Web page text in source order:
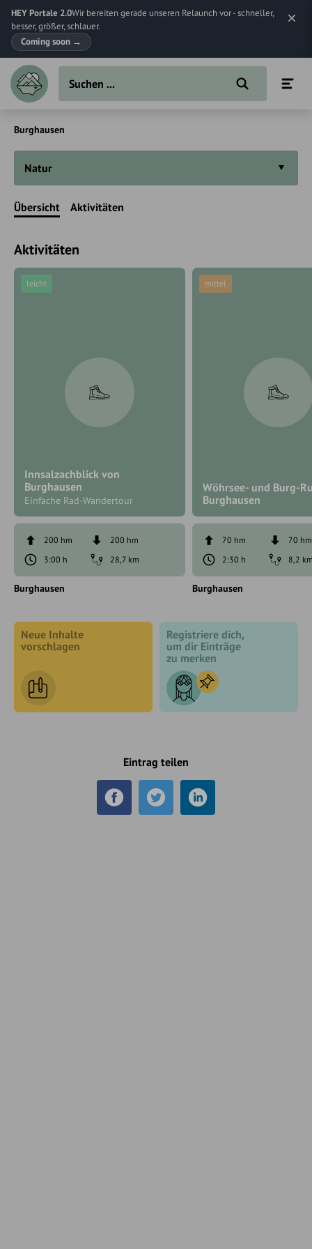
HEY Portale 2.0Wir bereiten gerade unseren Relaunch vor - schneller,
besser, größer, schlauer.
Coming soon →
Burghausen
Natur
Übersicht Aktivitäten
Aktivitäten
Innsalzachblick von
Burghausen
Einfache Rad-Wandertour
leicht
200 hm
200 hm
3:00 h
28,7 km
Burghausen
Wöhrsee- und Burg-
Burghausen
mittel
70 hm
70 hm
2:30 h
8,2
Burghausen
Neue Inhalte
vorschlagen
Registriere dich,
um dir Einträge
zu merken
Eintrag teilen